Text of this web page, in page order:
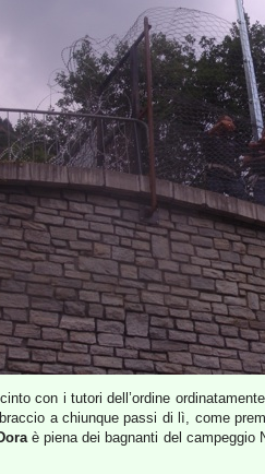
con i tutori dell’ordine
a chiunque passi di lì, come
è piena dei bagnanti del campeggio